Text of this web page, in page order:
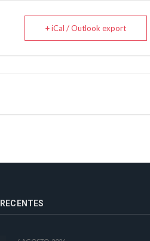
+ iCal / Outlook export